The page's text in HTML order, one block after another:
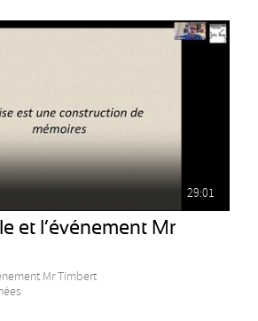
29:01
et l’événement Mr
Mr Timbert